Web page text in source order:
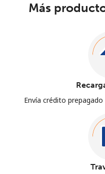
Más
Envía crédito